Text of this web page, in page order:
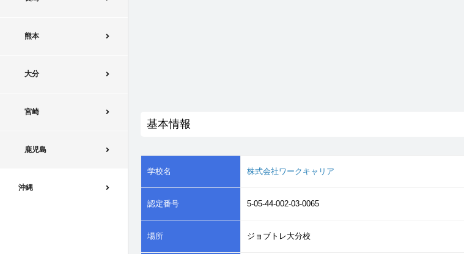
熊本
大分
宮崎
鹿児島
沖縄
基本情報
学校名 株式会社ワークキャリア
認定番号 5-05-44-002-03-0065
場所 ジョブトレ大分校